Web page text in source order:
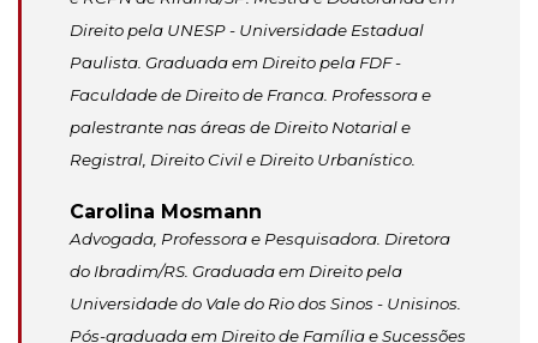
Direito pela UNESP - Universidade Estadual
Paulista. Graduada em Direito pela FDF -
Faculdade de Direito de Franca. Professora e
palestrante nas áreas de Direito Notarial e
Registral, Direito Civil e Direito Urbanístico.
Carolina Mosmann
Advogada, Professora e Pesquisadora. Diretora
do Ibradim/RS. Graduada em Direito pela
Universidade do Vale do Rio dos Sinos - Unisinos.
Pós-graduada em Direito de Família e Sucessões